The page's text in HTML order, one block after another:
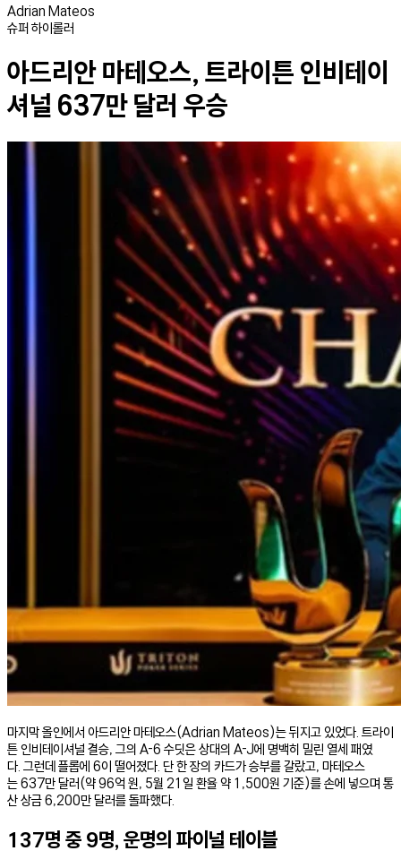
Adrian Mateos
슈퍼 하이롤러
아드리안 마테오스, 트라이튼 인비테이
셔널 637만 달러 우승
마지막 올인에서 아드리안 마테오스(Adrian Mateos)는 뒤지고 있었다. 트라이
튼 인비테이셔널 결승, 그의 A-6 수딧은 상대의 A-J에 명백히 밀린 열세 패였
다. 그런데 플롭에 6이 떨어졌다. 단 한 장의 카드가 승부를 갈랐고, 마테오스
는 637만 달러(약 96억 원, 5월 21일 환율 약 1,500원 기준)를 손에 넣으며 통
산 상금 6,200만 달러를 돌파했다.
137명 중 9명, 운명의 파이널 테이블